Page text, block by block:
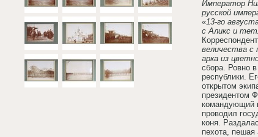
Император
русской
«13-го
с Аликс и
величества с
арка из
сбора. Ровно
республики.
открытом
президентом
командующий
проводил
коня.
пехота, пешая